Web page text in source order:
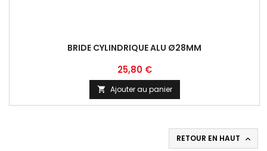
BRIDE CYLINDRIQUE ALU Ø28MM
Prix
25,80 €
 Ajouter au panier
RETOUR EN HAUT 